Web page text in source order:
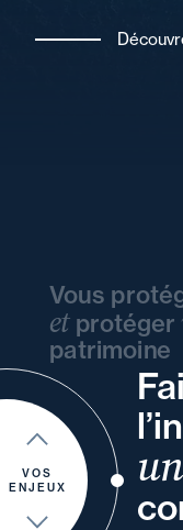
VOS
ENJEUX
Vous
etprotéger
patrimoine
un
et
et
à